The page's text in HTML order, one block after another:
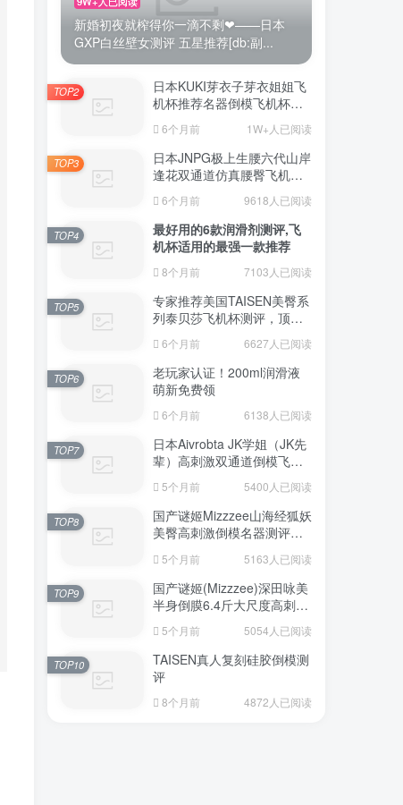
新婚初夜就榨得你一滴不剩❤——日本
GXP白丝壁女测评 五星推荐[db:副...
日本KUKI芽衣子芽衣姐姐飞
机杯推荐名器倒模飞机杯测
6个月前 1W+人已阅读
TOP2
日本JNPG极上生腰六代山岸
逢花双通道仿真腰臀飞机杯
致真实感的资深玩家
6个月前 9618人已阅读
TOP3
最好用的6款润滑剂测评,飞
机杯适用的最强一款推荐
8个月前 7103人已阅读
TOP4
专家推荐美国TAISEN美臀系
列泰贝莎飞机杯测评，顶级
品质带来极致享受!
6个月前 6627人已阅读
TOP5
老玩家认证！200ml润滑液
萌新免费领
6个月前 6138人已阅读
TOP6
日本Aivrobta JK学姐（JK先
辈）高刺激双通道倒模飞机
杯深度测评报告
5个月前 5400人已阅读
TOP7
国产谜姬Mizzzee山海经狐妖
美臀高刺激倒模名器测评报
5个月前 5163人已阅读
TOP8
国产谜姬(Mizzzee)深田咏美
半身倒膜6.4斤大尺度高刺激
5个月前 5054人已阅读
TOP9
TAISEN真人复刻硅胶倒模测
评
8个月前 4872人已阅读
TOP10